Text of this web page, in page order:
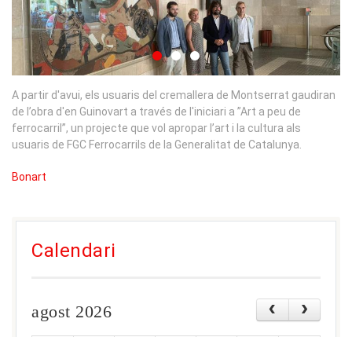
A partir d'avui, els usuaris del cremallera de Montserrat gaudiran
de l’obra d'en Guinovart a través de l'iniciari a ”Art a peu de
ferrocarril”, un projecte que vol apropar l’art i la cultura als
usuaris de FGC Ferrocarrils de la Generalitat de Catalunya.
Bonart
Calendari
agost 2026